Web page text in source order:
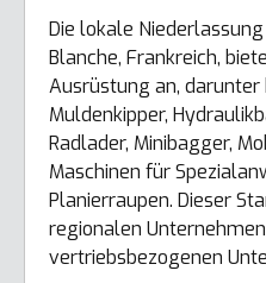
Die lokale
Blanche, Frankreich,
Ausrüstung an,
Muldenkipper,
Radlader, Minibagger,
Maschinen für
Planierraupen. Dieser
regionalen
vertriebsbezogenen